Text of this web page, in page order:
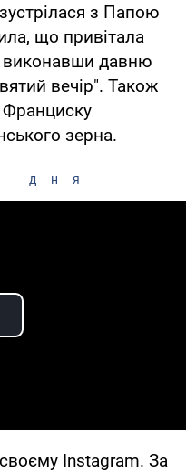
з Папою
що привітала
виконавши давню
вечір". Також
Франциску
зерна.
дня
Video
Instagram. За